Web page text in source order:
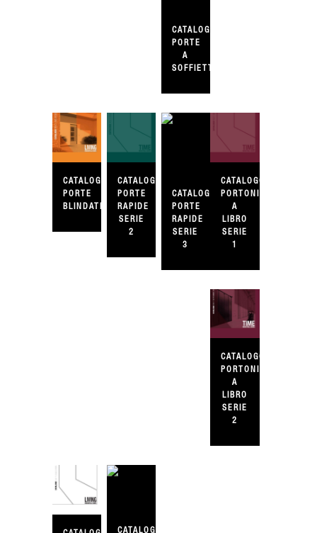
CATALOGO
PORTE
A
SOFFIETTO
CATALOGO
PORTE
BLINDATE
CATALOGO
PORTE
RAPIDE
SERIE
2
CATALOGO
PORTE
RAPIDE
SERIE
3
CATALOGO
PORTONI
A
LIBRO
SERIE
1
CATALOGO
PORTONI
A
LIBRO
SERIE
2
CATALOGO